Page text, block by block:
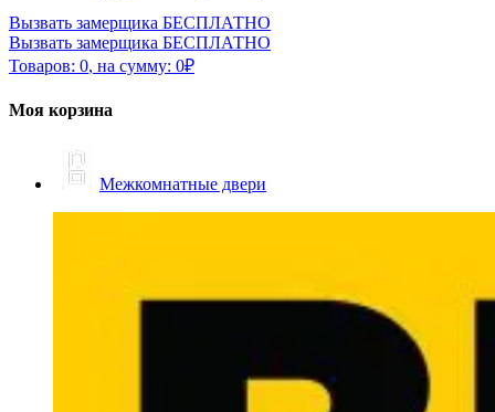
Вызвать замерщика БЕСПЛАТНО
Вызвать замерщика БЕСПЛАТНО
Товаров: 0, на сумму: 0₽
Моя корзина
Межкомнатные двери